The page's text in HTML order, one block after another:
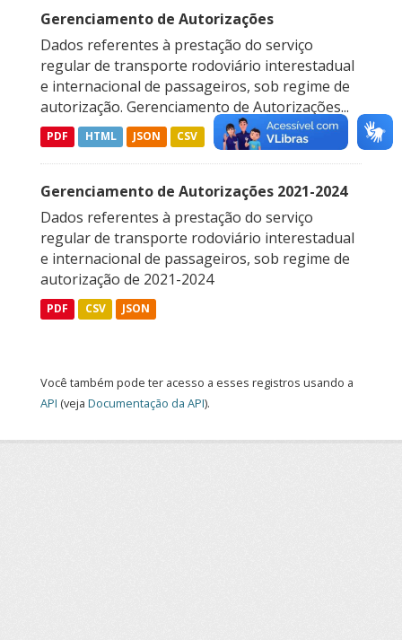
Gerenciamento de Autorizações
Dados referentes à prestação do serviço
regular de transporte rodoviário interestadual
e internacional de passageiros, sob regime de
autorização. Gerenciamento de Autorizações...
PDF HTML JSON CSV
Gerenciamento de Autorizações 2021-2024
Dados referentes à prestação do serviço
regular de transporte rodoviário interestadual
e internacional de passageiros, sob regime de
autorização de 2021-2024
PDF CSV JSON
Você também pode ter acesso a esses registros usando a
API (veja Documentação da API).